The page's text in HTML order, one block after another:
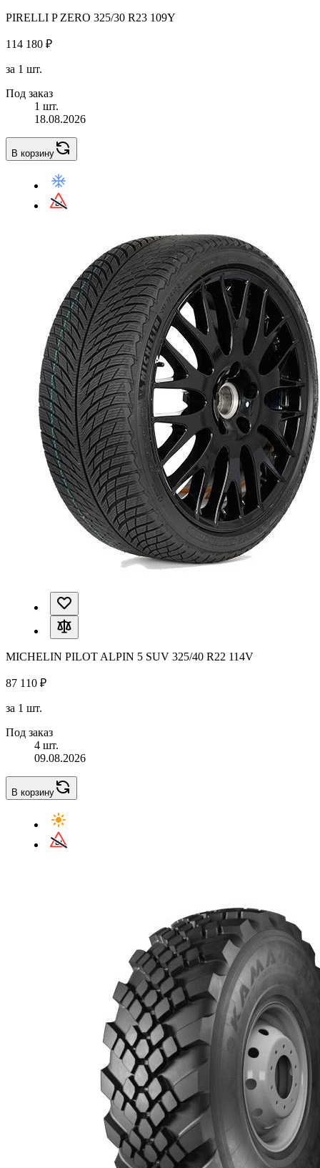
PIRELLI P ZERO 325/30 R23 109Y
114 180 ₽
за 1 шт.
Под заказ
1 шт.
18.08.2026
В корзину
MICHELIN PILOT ALPIN 5 SUV 325/40 R22 114V
87 110 ₽
за 1 шт.
Под заказ
4 шт.
09.08.2026
В корзину